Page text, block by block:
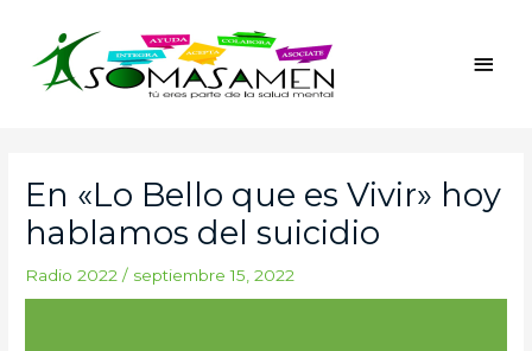
contenido
En «Lo Bello que es Vivir» hoy
hablamos del suicidio
Radio 2022 / septiembre 15, 2022
entradas